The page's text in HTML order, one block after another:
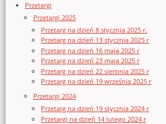
Przetargi
Przetargi 2025
Przetarg na dzień 8 stycznia 2025 r.
Przetarg na dzień 13 stycznia 2025 r
Przetarg na dzień 16 maja 2025 r
Przetarg na dzień 23 maja 2025 r
Przetarg na dzień 22 sierpnia 2025 r
Przetarg na dzień 19 września 2025 r
Przetargi 2024
Przetarg na dzień 19 stycznia 2024 r
Przetargi na dzień 14 lutego 2024 r